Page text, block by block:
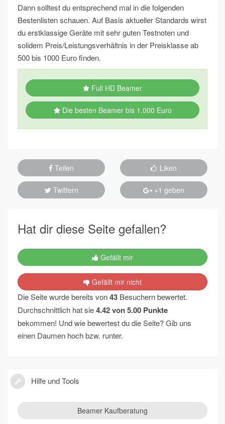
Dann solltest du entsprechend mal in die folgenden
Bestenlisten schauen. Auf Basis aktueller Standards wirst
du erstklassige Geräte mit sehr guten Testnoten und
solidem Preis/Leistungsverhältnis in der Preisklasse ab
500 bis 1000 Euro finden.
Full HD Beamer
Die besten Beamer bis 1.000 Euro
Teilen Liken
Twittern +1 geben
Hat dir diese Seite gefallen?
Gefällt mir
Gefällt mir nicht
Die Seite wurde bereits von43 Besuchern bewertet.
Durchschnittlich hat sie4.42von5.00 Punkte
bekommen! Und wie bewertest du die Seite? Gib uns
einen Daumen hoch bzw. runter.
Hilfe und Tools
Beamer Kaufberatung